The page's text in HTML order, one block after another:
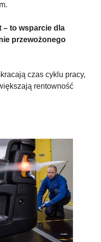
– to wsparcie dla
przewożonego
czas cyklu pracy,
rentowność